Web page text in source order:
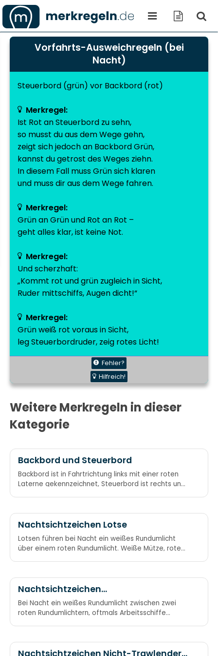
Vorfahrts-Ausweichregeln (bei
Nacht)
Steuerbord (grün) vor Backbord (rot)
Merkregel:
Ist Rot an Steuerbord zu sehn,
so musst du aus dem Wege gehn,
zeigt sich jedoch an Backbord Grün,
kannst du getrost des Weges ziehn.
In diesem Fall muss Grün sich klaren
und muss dir aus dem Wege fahren.
Merkregel:
Grün an Grün und Rot an Rot –
geht alles klar, ist keine Not.
Merkregel:
Und scherzhaft:
„Kommt rot und grün zugleich in Sicht,
Ruder mittschiffs, Augen dicht!“
Merkregel:
Grün weiß rot voraus in Sicht,
leg Steuerbordruder, zeig rotes Licht!
Fehler?
Hilfreich!
Weitere Merkregeln in dieser
Kategorie
Backbord und Steuerbord
Backbord ist in Fahrtrichtung links mit einer roten
Laterne gekennzeichnet, Steuerbord ist rechts und
rechts. Also ist Steuerbord rechts. Steuer → rechts!
Nachtsichtzeichen Lotse
Lotsen führen bei Nacht ein weißes Rundumlicht
über einem roten Rundumlicht. Weiße Mütze, rote
Nachtsichtzeichen
Manövrierbehindert
Bei Nacht ein weißes Rundumlicht zwischen zwei
roten Rundumlichtern, oftmals Arbeitsschiffe
Nachtsichtzeichen Nicht-Trawlender